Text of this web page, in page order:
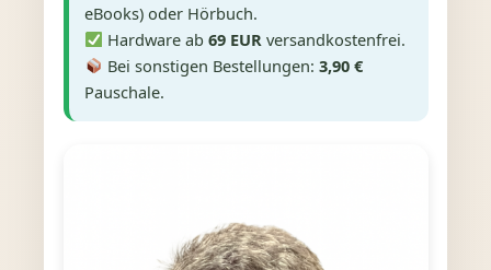
eBooks) oder Hörbuch.
Hardware ab 69 EURversandkostenfrei.
Bei sonstigen Bestellungen: 3,90 €
Pauschale.